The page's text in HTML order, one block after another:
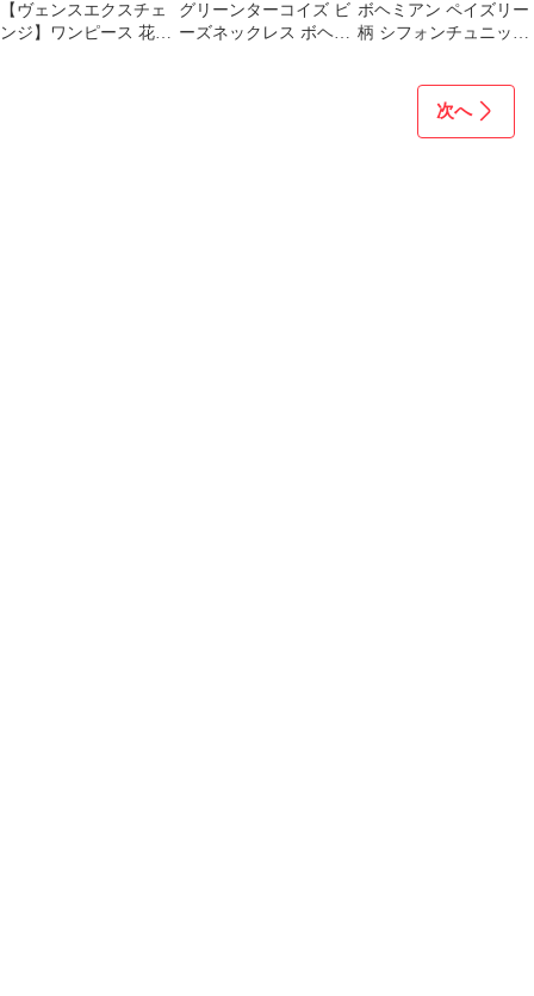
【ヴェンスエクスチェ
ンジ】ワンピース 花柄
グリーンターコイズ ビ
ーズネックレス ボヘミ
ボヘミアン ペイズリー
柄 シフォンチュニック
次へ